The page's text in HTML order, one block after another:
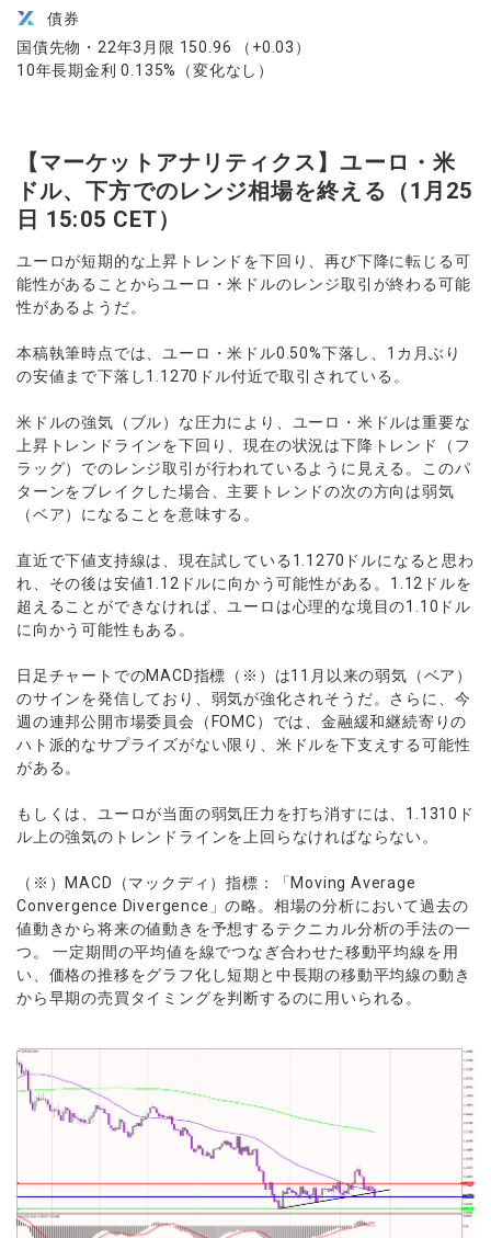
債券
国債先物・22年3月限 150.96 （+0.03）
10年長期金利 0.135%（変化なし）
【マーケットアナリティクス】ユーロ・米
ドル、下方でのレンジ相場を終える（1月25
日 15:05 CET）
ユーロが短期的な上昇トレンドを下回り、再び下降に転じる可
能性があることからユーロ・米ドルのレンジ取引が終わる可能
性があるようだ。
本稿執筆時点では、ユーロ・米ドル0.50%下落し、1カ月ぶり
の安値まで下落し1.1270ドル付近で取引されている。
米ドルの強気（ブル）な圧力により、ユーロ・米ドルは重要な
上昇トレンドラインを下回り、現在の状況は下降トレンド（フ
ラッグ）でのレンジ取引が行われているように見える。このパ
ターンをブレイクした場合、主要トレンドの次の方向は弱気
（ベア）になることを意味する。
直近で下値支持線は、現在試している1.1270ドルになると思わ
れ、その後は安値1.12ドルに向かう可能性がある。1.12ドルを
超えることができなければ、ユーロは心理的な境目の1.10ドル
に向かう可能性もある。
日足チャートでのMACD指標（※）は11月以来の弱気（ベア）
のサインを発信しており、弱気が強化されそうだ。さらに、今
週の連邦公開市場委員会（FOMC）では、金融緩和継続寄りの
ハト派的なサプライズがない限り、米ドルを下支えする可能性
がある。
もしくは、ユーロが当面の弱気圧力を打ち消すには、1.1310ド
ル上の強気のトレンドラインを上回らなければならない。
（※）MACD（マックディ）指標：「Moving Average
Convergence Divergence」の略。相場の分析において過去の
値動きから将来の値動きを予想するテクニカル分析の手法の一
つ。 一定期間の平均値を線でつなぎ合わせた移動平均線を用
い、価格の推移をグラフ化し短期と中長期の移動平均線の動き
から早期の売買タイミングを判断するのに用いられる。